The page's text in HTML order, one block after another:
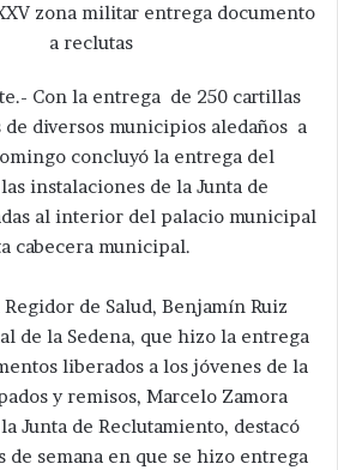
zona militar entrega documento
a reclutas
Con la entrega de 250 cartillas
diversos municipios aledaños a
concluyó la entrega del
instalaciones de la Junta de
al interior del palacio municipal
cabecera municipal.
de Salud, Benjamín Ruiz
de la Sedena, que hizo la entrega
liberados a los jóvenes de la
y remisos, Marcelo Zamora
Junta de Reclutamiento, destacó
de semana en que se hizo entrega